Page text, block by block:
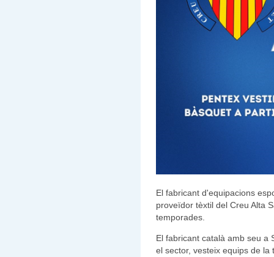
El fabricant d'equipacions
proveïdor tèxtil del Creu Alta
temporades.
El fabricant català amb seu a
el sector, vesteix equips de